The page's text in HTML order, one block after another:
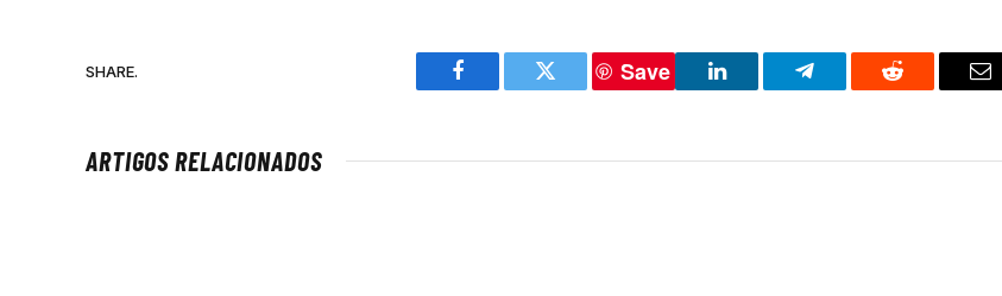
SHARE.
Facebook Twitter
Save
LinkedIn Telegram Reddit
ARTIGOS RELACIONADOS